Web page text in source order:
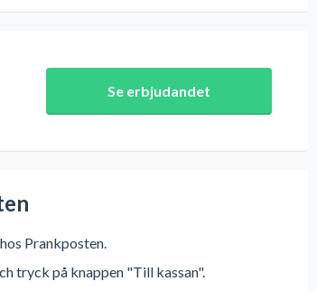
Se erbjudandet
Prankposten.
tryck på knappen "Till kassan".